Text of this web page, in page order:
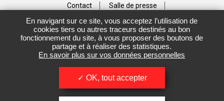
Contact Salle de presse
Téléchargements Crédits
Vos données personnelles
Mentions légales / CGU
En navigant sur ce site, vous acceptez l’utilisation de
cookies tiers ou autres traceurs destinés au bon
fonctionnement du site, à vous proposer des boutons de
partage et à réaliser des statistiques.
En savoir plus sur vos données personnelles
OK, tout accepter